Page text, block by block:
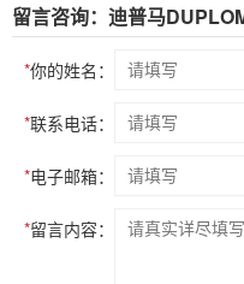
留言咨询：迪普马
*你的姓名：
*联系电话：
*电子邮箱：
*留言内容：